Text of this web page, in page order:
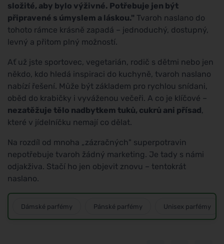
složité, aby bylo výživné. Potřebuje jen být
připravené s úmyslem a láskou." Tvaroh naslano do
tohoto rámce krásně zapadá – jednoduchý, dostupný,
levný a přitom plný možností.
Ať už jste sportovec, vegetarián, rodič s dětmi nebo jen
někdo, kdo hledá inspiraci do kuchyně, tvaroh naslano
nabízí řešení. Může být základem pro rychlou snídani,
oběd do krabičky i vyváženou večeři. A co je klíčové –
nezatěžuje tělo nadbytkem tuků, cukrů ani přísad,
které v jídelníčku nemají co dělat.
Na rozdíl od mnoha „zázračných" superpotravin
nepotřebuje tvaroh žádný marketing. Je tady s námi
odjakživa. Stačí ho jen objevit znovu – tentokrát
naslano.
Dámské parfémy Pánské parfémy Unisex parfémy